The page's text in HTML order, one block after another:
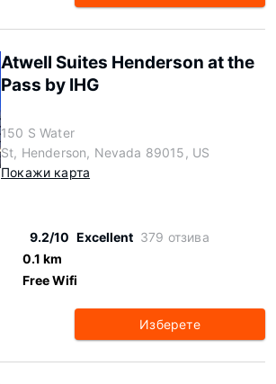
Atwell Suites Henderson at the
Pass by IHG
150 S Water
St, Henderson, Nevada 89015, US
Покажи карта
9.2/10 Excellent 379 отзива
0.1 km
Free Wifi
Изберете